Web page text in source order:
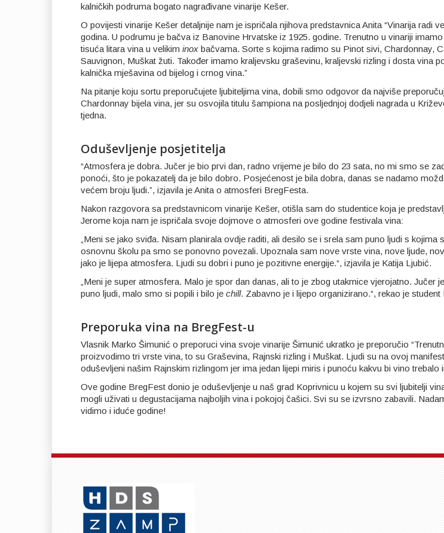
kalničkih podruma bogato nagrađivane vinarije Kešer.
O povijesti vinarije Kešer detaljnije nam je ispričala njihova predstavnica Anita “Vinarija radi
godina. U podrumu je bačva iz Banovine Hrvatske iz 1925. godine. Trenutno u vinariji
tisuća litara vina u velikim inox bačvama. Sorte s kojima radimo su Pinot sivi, Chardonnay,
Sauvignon, Muškat žuti. Također imamo kraljevsku graševinu, kraljevski rizling i dosta vina
kalnička mješavina od bijelog i crnog vina.”
Na pitanje koju sortu preporučujete ljubiteljima vina, dobili smo odgovor da najviše
Chardonnay bijela vina, jer su osvojila titulu šampiona na posljednjoj dodjeli nagrada u
tjedna.
Oduševljenje posjetitelja
“Atmosfera je dobra. Jučer je bio prvi dan, radno vrijeme je bilo do 23 sata, no mi smo se
ponoći, što je pokazatelj da je bilo dobro. Posjećenost je bila dobra, danas se nadamo
većem broju ljudi.”, izjavila je Anita o atmosferi BregFesta.
Nakon razgovora sa predstavnicom vinarije Kešer, otišla sam do studentice koja je
Jerome koja nam je ispričala svoje dojmove o atmosferi ove godine festivala vina:
„Meni se jako sviđa. Nisam planirala ovdje raditi, ali desilo se i srela sam puno ljudi s kojima
osnovnu školu pa smo se ponovno povezali. Upoznala sam nove vrste vina, nove ljude,
jako je lijepa atmosfera. Ljudi su dobri i puno je pozitivne energije.“, izjavila je Katija Ljubić.
„Meni je super atmosfera. Malo je spor dan danas, ali to je zbog utakmice vjerojatno. Jučer
puno ljudi, malo smo si popili i bilo je chill. Zabavno je i lijepo organizirano.“, rekao je student
Preporuka vina na BregFest-u
Vlasnik Marko Šimunić o preporuci vina svoje vinarije Šimunić ukratko je preporučio
proizvodimo tri vrste vina, to su Graševina, Rajnski rizling i Muškat. Ljudi su na ovoj
oduševljeni našim Rajnskim rizlingom jer ima jedan lijepi miris i punoću kakvu bi vino trebalo
Ove godine BregFest donio je oduševljenje u naš grad Koprivnicu u kojem su svi ljubitelji
mogli uživati u degustacijama najboljih vina i pokojoj čašici. Svi su se izvrsno zabavili.
vidimo i iduće godine!